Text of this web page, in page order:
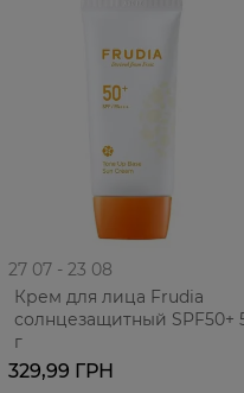
27 07 - 23 08
Крем для лица Frudia
солнцезащитный SPF50+
г
329,99 ГРН